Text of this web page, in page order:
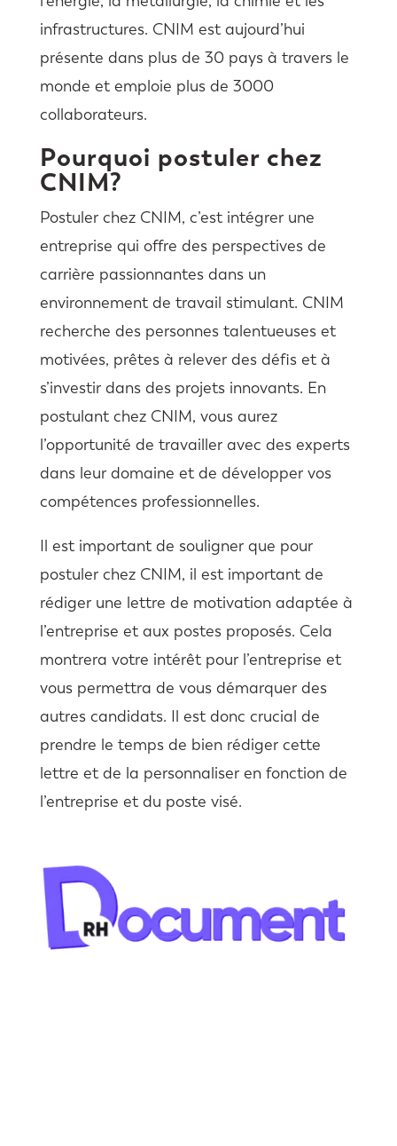
infrastructures. CNIM est aujourd’hui
présente dans plus de 30 pays à travers le
monde et emploie plus de 3000
collaborateurs.
Pourquoi postuler chez
CNIM?
Postuler chez CNIM, c’est intégrer une
entreprise qui offre des perspectives de
carrière passionnantes dans un
environnement de travail stimulant. CNIM
recherche des personnes talentueuses et
motivées, prêtes à relever des défis et à
s’investir dans des projets innovants. En
postulant chez CNIM, vous aurez
l’opportunité de travailler avec des experts
dans leur domaine et de développer vos
compétences professionnelles.
Il est important de souligner que pour
postuler chez CNIM, il est important de
rédiger une lettre de motivation adaptée à
l’entreprise et aux postes proposés. Cela
montrera votre intérêt pour l’entreprise et
vous permettra de vous démarquer des
autres candidats. Il est donc crucial de
prendre le temps de bien rédiger cette
lettre et de la personnaliser en fonction de
l’entreprise et du poste visé.